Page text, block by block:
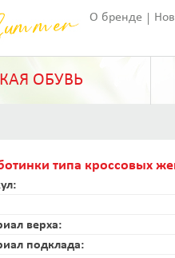
О бренде
ОБУВЬ
типа кроссовых
верха:
подклада: